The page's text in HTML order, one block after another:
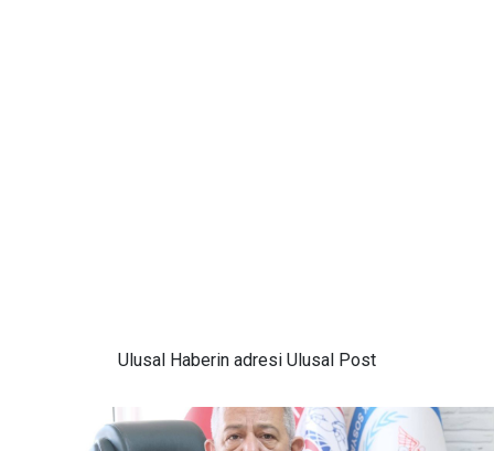
Ulusal Haberin adresi Ulusal Post